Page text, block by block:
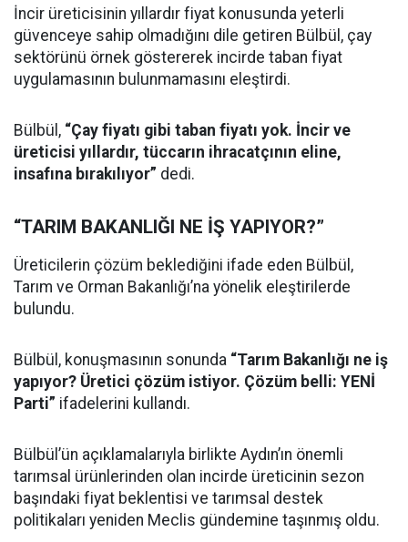
İncir üreticisinin yıllardır fiyat konusunda yeterli
güvenceye sahip olmadığını dile getiren Bülbül, çay
sektörünü örnek göstererek incirde taban fiyat
uygulamasının bulunmamasını eleştirdi.
Bülbül, “Çay fiyatı gibi taban fiyatı yok. İncir ve
üreticisi yıllardır, tüccarın ihracatçının eline,
insafına bırakılıyor” dedi.
“TARIM BAKANLIĞI NE İŞ YAPIYOR?”
Üreticilerin çözüm beklediğini ifade eden Bülbül,
Tarım ve Orman Bakanlığı’na yönelik eleştirilerde
bulundu.
Bülbül, konuşmasının sonunda “Tarım Bakanlığı ne iş
yapıyor? Üretici çözüm istiyor. Çözüm belli: YENİ
Parti” ifadelerini kullandı.
Bülbül’ün açıklamalarıyla birlikte Aydın’ın önemli
tarımsal ürünlerinden olan incirde üreticinin sezon
başındaki fiyat beklentisi ve tarımsal destek
politikaları yeniden Meclis gündemine taşınmış oldu.